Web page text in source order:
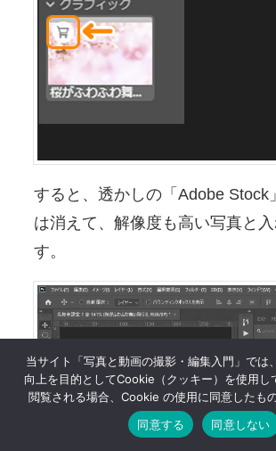
すると、透かしの「Adobe Stock
は消えて、解像度も高い写真と
す。
当サイト「写真と動画の撮影・編集入門」では
向上を目的としてCookie（クッキー）を使用し
閲覧される場合、Cookie の使用に同意したも
同意する
同意しない